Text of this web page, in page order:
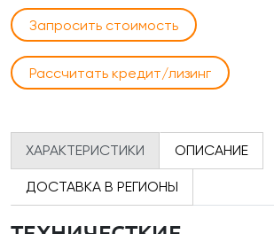
Запросить стоимость
Рассчитать кредит/лизинг
ХАРАКТЕРИСТИКИ ОПИСАНИЕ
ДОСТАВКА В РЕГИОНЫ